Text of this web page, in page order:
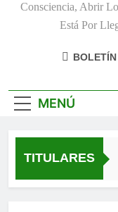
Consciencia, Abrir
Está Por
BOLETÍN
MENÚ
TITULARES